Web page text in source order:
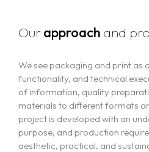
Ourapproach and
We see packaging and print as
functionality, and technical
of information, quality
materials to different formats
project is developed with an
purpose, and production
aesthetic, practical, and